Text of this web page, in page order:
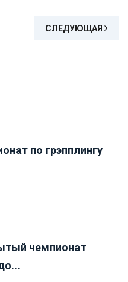
СЛЕДУЮЩАЯ
по грэпплингу
чемпионат